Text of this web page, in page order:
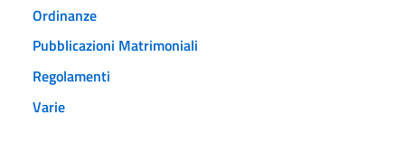
Ordinanze
Pubblicazioni Matrimoniali
Regolamenti
Varie